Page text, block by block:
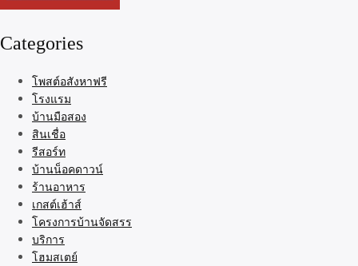
Categories
โพสต์อสังหาฟรี
โรงแรม
บ้านมือสอง
สินเชื่อ
รีสอร์ท
บ้านน็อคดาวน์
ร้านอาหาร
เกสต์เฮ้าส์
โครงการบ้านจัดสรร
บริการ
โฮมสเตย์